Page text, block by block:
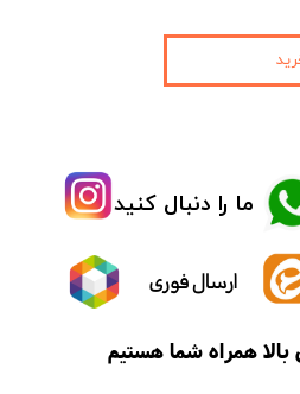
ما را دنبال کنید
ارسال فوری
همراه شما هستیم